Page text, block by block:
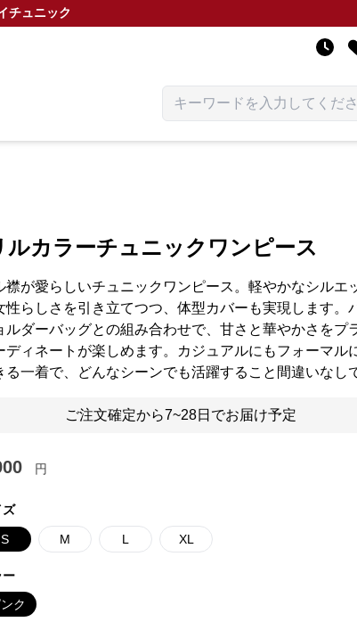
チュニック
ルカラーチュニックワンピース
襟が愛らしいチュニックワンピース。軽やかなシルエ
性らしさを引き立てつつ、体型カバーも実現します。
ルダーバッグとの組み合わせで、甘さと華やかさをプ
ディネートが楽しめます。カジュアルにもフォーマル
る一着で、どんなシーンでも活躍すること間違いなし
ご注文確定から7~28日でお届け予定
円
ズ
S M L XL
ー
ク